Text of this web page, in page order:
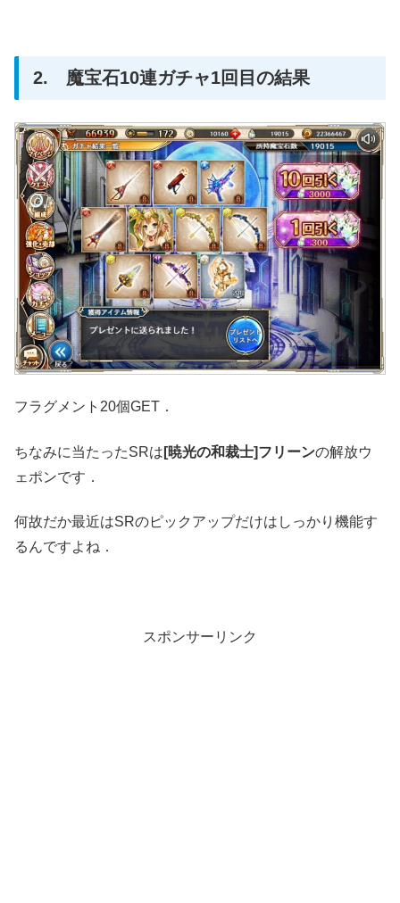
2. 魔宝石10連ガチャ1回目の結果
フラグメント20個GET．
ちなみに当たったSRは [暁光の和裁士]フリーンの解放ウ
ェポンです．
何故だか最近はSRのピックアップだけはしっかり機能す
るんですよね．
スポンサーリンク